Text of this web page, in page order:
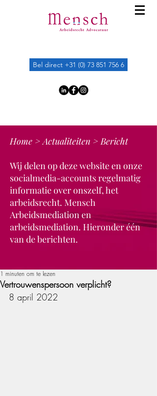
Bel direct +31 (0) 73 851 756 6
Home >Actualiteiten > Bericht
Wij delen op deze website en onze
socialmedia-accounts regelmatig
informatie over onszelf, het
arbeidsrecht. Mensch
Arbeidsmediation en
arbeidsmediation. Hieronder één
van de berichten.
Vertrouwenspersoon verplicht?
1 minuten om te lezen
8 april 2022